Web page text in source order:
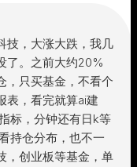
技，大涨大跌，我几
了。之前大约20%
，只买基金，不看个
表，看完就算ai建
标，分钟还有日k等
持仓分布，也不一
，创业板等基金，单